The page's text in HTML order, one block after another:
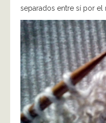
separados entre sí por el